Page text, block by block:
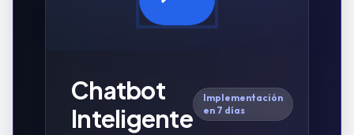
Chatbot
Inteligente
Implementación
en 7 días